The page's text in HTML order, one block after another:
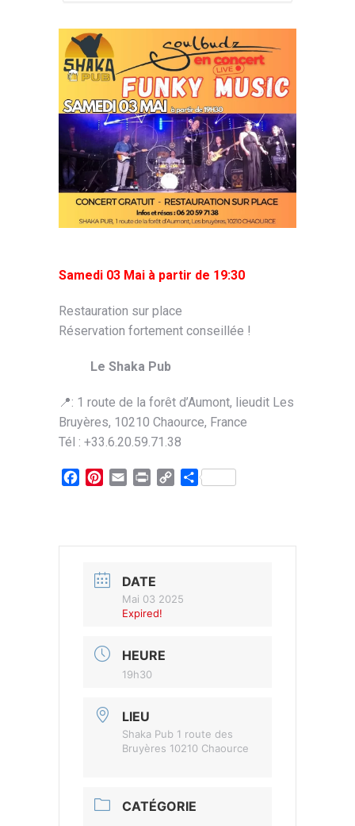
Samedi 03 Mai à partir de 19:30
Restauration sur place
Réservation fortement conseillée !
Le Shaka Pub
📍: 1 route de la forêt d’Aumont, lieudit Les
Bruyères, 10210 Chaource, France
Tél : +33.6.20.59.71.38
Facebook
Pinterest
Email Print
CopyPartager
DATE
Mai 03 2025
Expired!
HEURE
19h30
LIEU
Shaka Pub 1 route des
Bruyères 10210 Chaource
CATÉGORIE